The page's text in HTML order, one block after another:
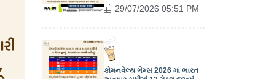
29/07/2026 05:51 PM
કોમનવેલ્થ ગેમ્સ 2026 માં ભારત